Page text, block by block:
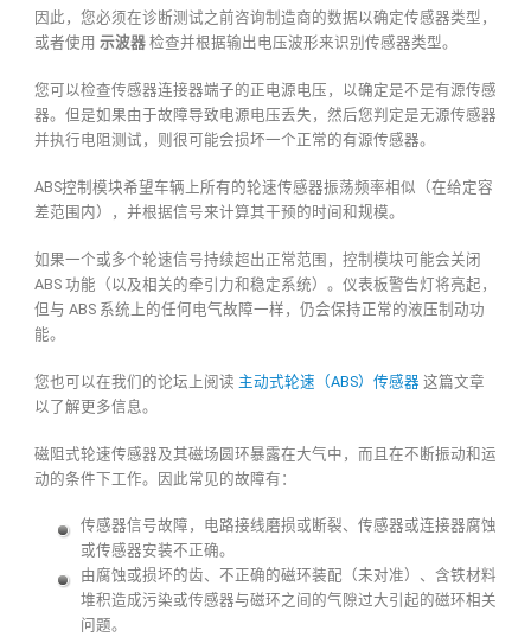
因此，您必须在诊断测试之前咨询制造商的数据以确定传感器类型，
或者使用 示波器检查并根据输出电压波形来识别传感器类型。
您可以检查传感器连接器端子的正电源电压，以确定是不是有源传感
器。但是如果由于故障导致电源电压丢失，然后您判定是无源传感器
并执行电阻测试，则很可能会损坏一个正常的有源传感器。
ABS控制模块希望车辆上所有的轮速传感器振荡频率相似（在给定容
差范围内），并根据信号来计算其干预的时间和规模。
如果一个或多个轮速信号持续超出正常范围，控制模块可能会关闭
ABS 功能（以及相关的牵引力和稳定系统）。仪表板警告灯将亮起，
但与 ABS 系统上的任何电气故障一样，仍会保持正常的液压制动功
能。
您也可以在我们的论坛上阅读 主动式轮速（ABS）传感器 这篇文章
以了解更多信息。
磁阻式轮速传感器及其磁场圆环暴露在大气中，而且在不断振动和运
动的条件下工作。因此常见的故障有：
传感器信号故障，电路接线磨损或断裂、传感器或连接器腐蚀
或传感器安装不正确。
由腐蚀或损坏的齿、不正确的磁环装配（未对准）、含铁材料
堆积造成污染或传感器与磁环之间的气隙过大引起的磁环相关
问题。